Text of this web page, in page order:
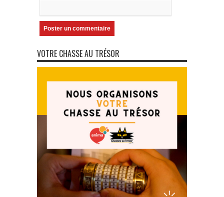
VOTRE CHASSE AU TRÉSOR